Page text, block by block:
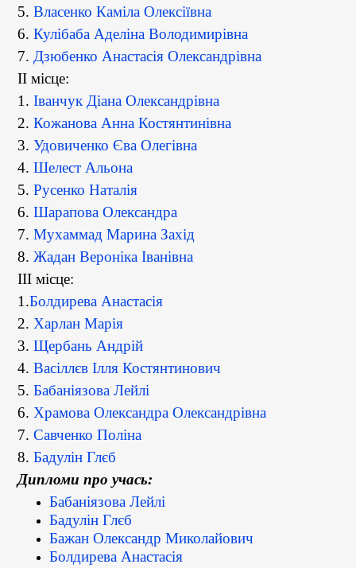
5. Власенко Каміла Олексіївна
6. Кулібаба Аделіна Володимирівна
7. Дзюбенко Анастасія Олександрівна
ІІ місце:
1. Іванчук Діана Олександрівна
2. Кожанова Анна Костянтинівна
3. Удовиченко Єва Олегівна
4. Шелест Альона
5. Русенко Наталія
6. Шарапова Олександра
7. Мухаммад Марина Захід
8. Жадан Вероніка Іванівна
ІІІ місце:
1.Болдирева Анастасія
2. Харлан Марія
3. Щербань Андрій
4. Васіллєв Ілля Костянтинович
5. Бабаніязова Лейлі
6. Храмова Олександра Олександрівна
7. Савченко Поліна
8. Бадулін Глєб
Дипломи про учась:
Бабаніязова Лейлі
Бадулін Глєб
Бажан Олександр Миколайович
Болдирева Анастасія